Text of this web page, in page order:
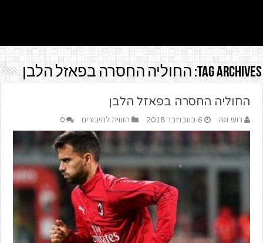
Tag Archives: החוליה החסרה בפאזל הלבן
החוליה החסרה בפאזל הלבן
רועי זגה 6 בנובמבר 2018 הזווית לחיבורים 0